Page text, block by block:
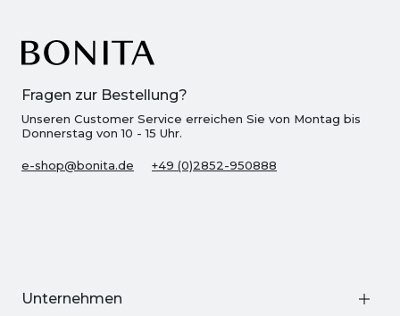
Fragen zur Bestellung?
Unseren Customer Service erreichen Sie von Montag bis
Donnerstag von 10 - 15 Uhr.
e-shop@bonita.de +49 (0)2852-950888
Unternehmen